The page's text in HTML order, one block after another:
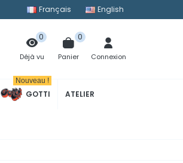
Français English
Déjà vu
0
Panier
0
Connexion
GOTTI
Nouveau !
ATELIER